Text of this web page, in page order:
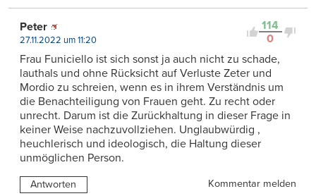
114
0
Peter
27.11.2022 um 11:20
Frau Funiciello ist sich sonst ja auch nicht zu schade,
lauthals und ohne Rücksicht auf Verluste Zeter und
Mordio zu schreien, wenn es in ihrem Verständnis um
die Benachteiligung von Frauen geht. Zu recht oder
unrecht. Darum ist die Zurückhaltung in dieser Frage in
keiner Weise nachzuvollziehen. Unglaubwürdig ,
heuchlerisch und ideologisch, die Haltung dieser
unmöglichen Person.
Antworten Kommentar melden